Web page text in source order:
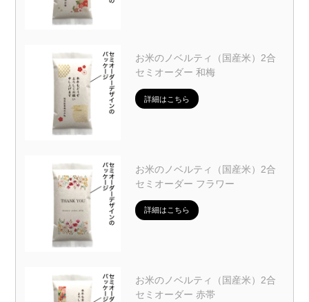
お米のノベルティ（国産米）2合
セミオーダー 和梅
詳細はこちら
お米のノベルティ（国産米）2合
セミオーダー フラワー
詳細はこちら
お米のノベルティ（国産米）2合
セミオーダー 赤帯